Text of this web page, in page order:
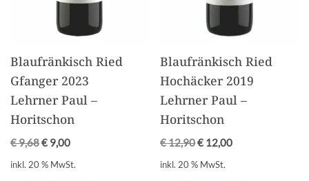
Blaufränkisch Ried
Gfanger 2023
Lehrner Paul –
Horitschon
€9,68€ 9,00
inkl. 20 % MwSt.
Blaufränkisch Ried
Hochäcker 2019
Lehrner Paul –
Horitschon
€12,90€ 12,00
inkl. 20 % MwSt.